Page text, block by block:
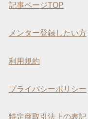
記事ページTOP
メンター登録したい方
利用規約
プライバシーポリシー
特定商取引法上の表記